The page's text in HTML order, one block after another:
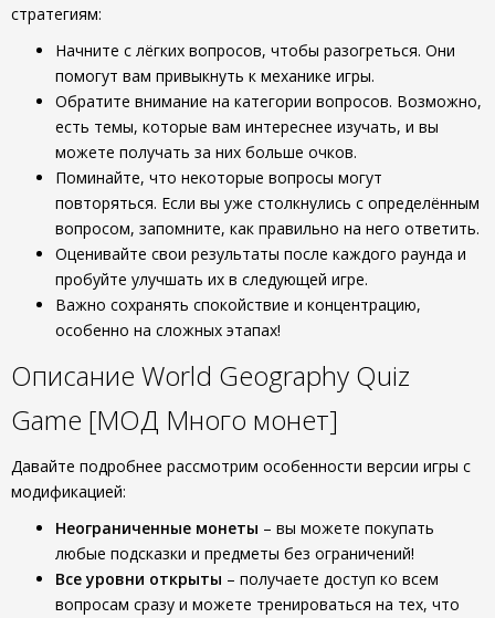
стратегиям:
Начните с лёгких вопросов, чтобы разогреться. Они
помогут вам привыкнуть к механике игры.
Обратите внимание на категории вопросов. Возможно,
есть темы, которые вам интереснее изучать, и вы
можете получать за них больше очков.
Поминайте, что некоторые вопросы могут
повторяться. Если вы уже столкнулись с определённым
вопросом, запомните, как правильно на него ответить.
Оценивайте свои результаты после каждого раунда и
пробуйте улучшать их в следующей игре.
Важно сохранять спокойствие и концентрацию,
особенно на сложных этапах!
Описание World Geography Quiz
Game [МОД Много монет]
Давайте подробнее рассмотрим особенности версии игры с
модификацией:
Неограниченные монеты – вы можете покупать
любые подсказки и предметы без ограничений!
Все уровни открыты – получаете доступ ко всем
вопросам сразу и можете тренироваться на тех, что